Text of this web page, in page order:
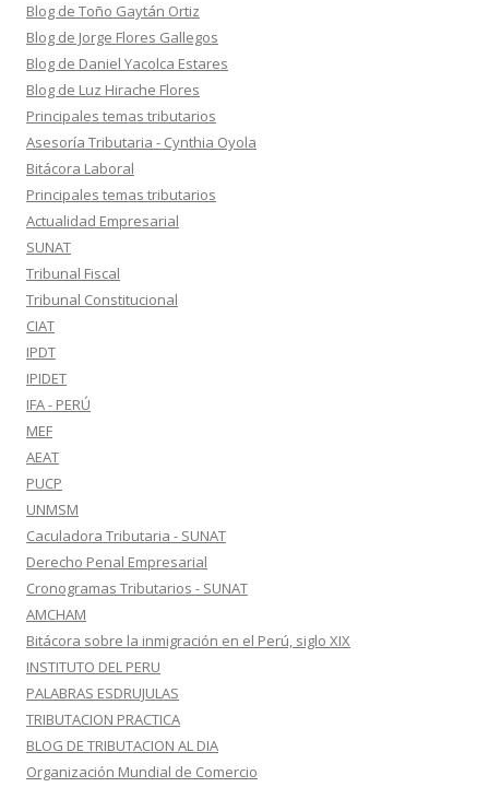
Blog de Toño Gaytán Ortiz
Blog de Jorge Flores Gallegos
Blog de Daniel Yacolca Estares
Blog de Luz Hirache Flores
Principales temas tributarios
Asesoría Tributaria - Cynthia Oyola
Bitácora Laboral
Principales temas tributarios
Actualidad Empresarial
SUNAT
Tribunal Fiscal
Tribunal Constitucional
CIAT
IPDT
IPIDET
IFA - PERÚ
MEF
AEAT
PUCP
UNMSM
Caculadora Tributaria - SUNAT
Derecho Penal Empresarial
Cronogramas Tributarios - SUNAT
AMCHAM
Bitácora sobre la inmigración en el Perú, siglo XIX
INSTITUTO DEL PERU
PALABRAS ESDRUJULAS
TRIBUTACION PRACTICA
BLOG DE TRIBUTACION AL DIA
Organización Mundial de Comercio